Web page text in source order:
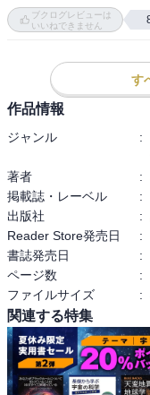
要がある
【宇宙のはじまり】
・宇宙誕生は今から約
・誕生直後の宇宙は原子
か愛おしい）
・インフレーションが起
原子より小さい宇宙が1
（ビックバンが最初で
ように感じるが、原子よ
・ビックバンが起こる
宇宙のもっていたエネ
・宇宙が三キロメートル
バランスが崩れる
→ニュートリノの変て
なのだ）
・宇宙が一億キロメー
→素粒子の世界に秩序
村山先生の本は無駄な
じ。どちらも誠実に書か
こういった本は読み始
させられる。
それほどに世界は不思議
ブクログレビューは
いいねできません
す
作品情報
ジャンル :
著者
:
掲載誌・レーベル
:
出版社
:
Reader Store発売日
:
書誌発売日
:
ページ数
:
ファイルサイズ
:
関連する特集